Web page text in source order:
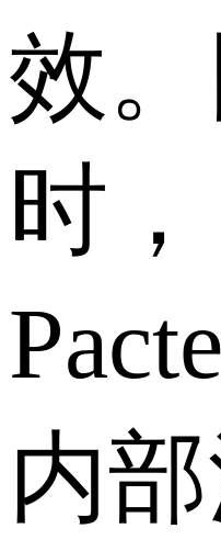
效。
时，
内